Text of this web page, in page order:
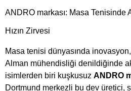
ANDRO markası: Masa Tenisinde
Hızın Zirvesi
Masa tenisi dünyasında
Alman mühendisliği denildiğinde
isimlerden biri kuşkusuz ANDRO
Dortmund merkezli bu dev üretici,